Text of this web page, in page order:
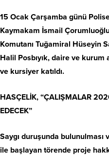
15 Ocak Çarşamba günü
Kaymakam İsmail
Komutanı Tuğamiral Hüseyin
Halil Posbıyık, daire ve
ve kursiyer katıldı.
HASÇELİK, “ÇALIŞMALAR
EDECEK”
Saygı duruşunda bulunulması
ile başlayan törende proje